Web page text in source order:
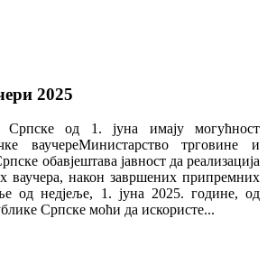
2025
Српске од 1. јуна имају могућност
ваучере​Министарство трговине и
обавјештава јавност да реализација
ваучера, након завршених припремних
од недјеље, 1. јуна 2025. године, од
Српске моћи да искористе...